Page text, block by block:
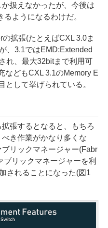
扱えなかったが、今後は
ようになるわけだ。
拡張(たとえばCXL 3.0ま
、3.1ではEMD:Extended
れ、最大32bitまで利用可
などもCXL 3.1のMemory E
して挙げられている。
張するとなると、もちろ
き作業がかなり多くな
リックマネージャー(Fabr
リックマネージャーを利
されることになった(図1